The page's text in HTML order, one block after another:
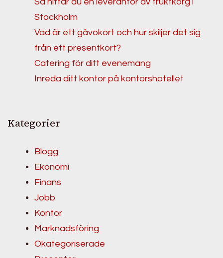
Stockholm
Vad är ett gåvokort och hur skiljer det sig
från ett presentkort?
Catering för ditt evenemang
Inreda ditt kontor på kontorshotellet
Kategorier
Blogg
Ekonomi
Finans
Jobb
Kontor
Marknadsföring
Okategoriserade